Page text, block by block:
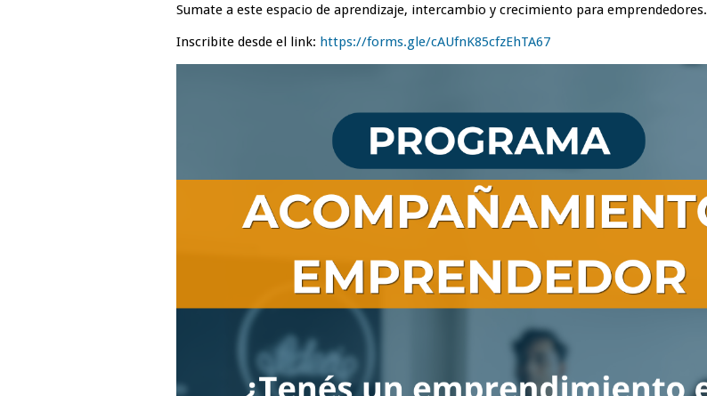
Sumate a este espacio de aprendizaje, intercambio y crecimiento para emprendedores.
Inscribite desde el link: https://forms.gle/cAUfnK85cfzEhTA67